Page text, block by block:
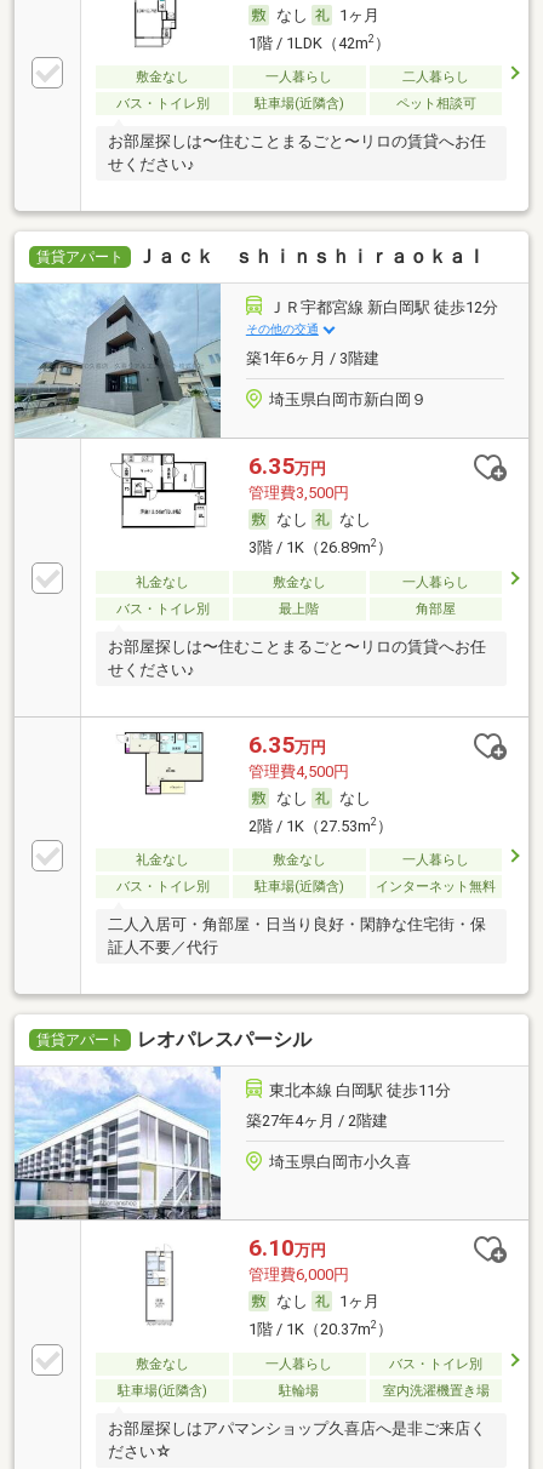
なし
1ヶ月
1階 / 1LDK（42m2）
敷金なし 一人暮らし
二人暮らし
バス・トイレ別
駐車場(近隣含) ペット相談可
お部屋探しは〜住むことまるごと〜リロの賃貸へお任
せください♪
賃貸アパート Ｊａｃｋ ｓｈｉｎｓｈｉｒａｏｋａＩ
ＪＲ宇都宮線 新白岡駅 徒歩12分
その他の交通
築1年6ヶ月 / 3階建
埼玉県白岡市新白岡９
6.35万円
管理費3,500円
なし
なし
3階 / 1K（26.89m2）
礼金なし 敷金なし
一人暮らし
バス・トイレ別
最上階 角部屋
お部屋探しは〜住むことまるごと〜リロの賃貸へお任
せください♪
6.35万円
管理費4,500円
なし
なし
2階 / 1K（27.53m2）
礼金なし 敷金なし
一人暮らし
バス・トイレ別
駐車場(近隣含) インターネット無料
二人入居可・角部屋・日当り良好・閑静な住宅街・保
証人不要／代行
賃貸アパート レオパレスパーシル
東北本線 白岡駅 徒歩11分
築27年4ヶ月 / 2階建
埼玉県白岡市小久喜
6.10万円
管理費6,000円
なし
1ヶ月
1階 / 1K（20.37m2）
敷金なし 一人暮らし
バス・トイレ別
駐車場(近隣含)
駐輪場 室内洗濯機置き場
お部屋探しはアパマンショップ久喜店へ是非ご来店く
ださい☆